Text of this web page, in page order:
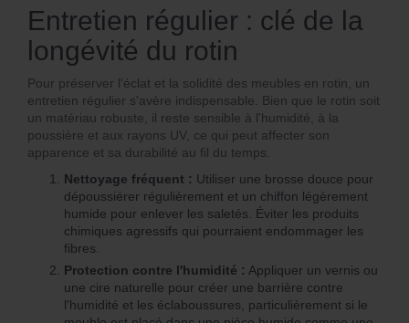
Entretien régulier : clé de la
longévité du rotin
Pour préserver l'éclat et la solidité des meubles en rotin, un
entretien régulier s'avère indispensable. Bien que le rotin soit
un matériau robuste, il reste sensible à l'humidité, à la
poussière et aux rayons UV, ce qui peut affecter son
apparence et sa durabilité au fil du temps.
Nettoyage fréquent : Utiliser une brosse douce pour
dépoussiérer régulièrement et un chiffon légèrement
humide pour enlever les saletés. Éviter les produits
chimiques agressifs qui pourraient endommager les
fibres.
Protection contre l'humidité : Appliquer un vernis ou
une cire naturelle pour créer une barrière contre
l'humidité et les éclaboussures, particulièrement si le